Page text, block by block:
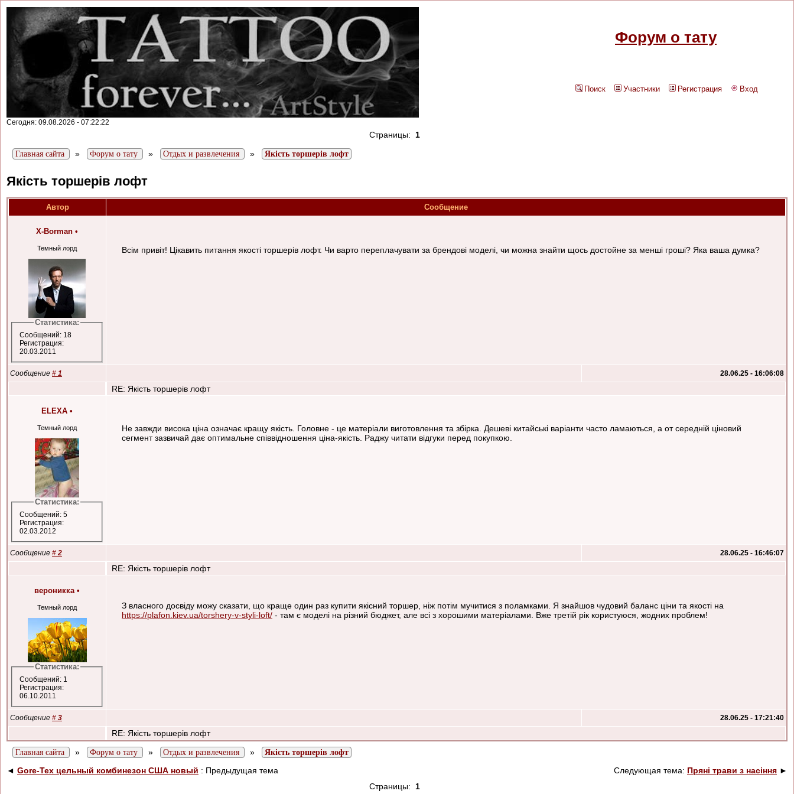
Форум о тату
Поиск Участники Регистрация Вход
Сегодня: 09.08.2026 - 07:22:22
Страницы: 1
Главная сайта » Форум о тату » Отдых и развлечения » Якість торшерів лофт
Якість торшерів лофт
Автор Сообщение
X-Borman •
Темный лорд
Статистика:
Сообщений: 18
Регистрация:
20.03.2011
Всім привіт! Цікавить питання якості торшерів лофт. Чи варто переплачувати за брендові моделі, чи можна знайти щось достойне за менші гроші? Яка ваша думка?
Сообщение # 1 28.06.25 - 16:06:08
RE: Якість торшерів лофт
ELEXA •
Темный лорд
Статистика:
Сообщений: 5
Регистрация:
02.03.2012
Не завжди висока ціна означає кращу якість. Головне - це матеріали виготовлення та збірка. Дешеві китайські варіанти часто ламаються, а от середній ціновий
сегмент зазвичай дає оптимальне співвідношення ціна-якість. Раджу читати відгуки перед покупкою.
Сообщение # 2 28.06.25 - 16:46:07
RE: Якість торшерів лофт
вероникка •
Темный лорд
Статистика:
Сообщений: 1
Регистрация:
06.10.2011
З власного досвіду можу сказати, що краще один раз купити якісний торшер, ніж потім мучитися з поламками. Я знайшов чудовий баланс ціни та якості на
https://plafon.kiev.ua/torshery-v-styli-loft/ - там є моделі на різний бюджет, але всі з хорошими матеріалами. Вже третій рік користуюся, жодних проблем!
Сообщение # 3 28.06.25 - 17:21:40
RE: Якість торшерів лофт
Главная сайта » Форум о тату » Отдых и развлечения » Якість торшерів лофт
◄ Gore-Tex цельный комбинезон США новый : Предыдущая тема Следующая тема: Пряні трави з насіння ►
Страницы: 1